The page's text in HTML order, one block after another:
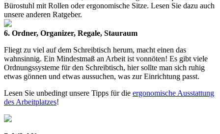
Bürostuhl mit Rollen oder ergonomische Sitze. Lesen Sie dazu auch
unsere anderen Ratgeber.
6. Ordner, Organizer, Regale, Stauraum
Fliegt zu viel auf dem Schreibtisch herum, macht einen das
wahnsinnig. Ein Mindestmaß an Arbeit ist vonnöten! Es gibt viele
Ordnungssysteme für den Schreibtisch, hier sollte man sich ruhig
etwas gönnen und etwas aussuchen, was zur Einrichtung passt.
Lesen Sie unbedingt unsere Tipps für die ergonomische Ausstattung
des Arbeitplatzes!